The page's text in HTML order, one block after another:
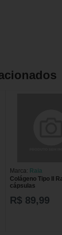
Marca: Raia
Colágeno Tipo II
cápsulas
R$ 89,99